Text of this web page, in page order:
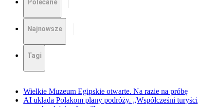
Polecane
Najnowsze
Tagi
Wielkie Muzeum Egipskie otwarte. Na razie na próbę
AI układa Polakom plany podróży. „Współcześni turyści